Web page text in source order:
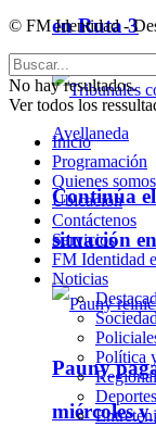
en Ruta 3
Continúa
situación
Pauny
miércoles y
© FM Identidad -
No hay resultados.
Ver todos los
Inicio
Programación
Quienes somos
Ubicación
Contáctenos
Servicios
FM Identidad
Noticias
Política
Deportes